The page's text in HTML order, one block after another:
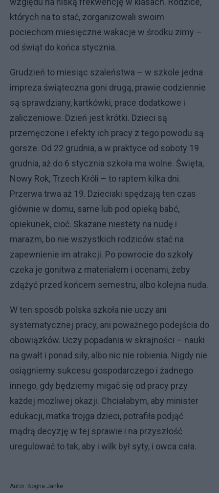
których na to stać, zorganizowali swoim
pociechom miesięczne wakacje w środku zimy –
od świąt do końca stycznia.
Grudzień to miesiąc szaleństwa – w szkole jedna
impreza świąteczna goni drugą, prawie codziennie
są sprawdziany, kartkówki, prace dodatkowe i
zaliczeniowe. Dzień jest krótki. Dzieci są
przemęczone i efekty ich pracy z tego powodu są
gorsze. Od 22 grudnia, a w praktyce od soboty 19
grudnia, aż do 6 stycznia szkoła ma wolne. Święta,
Nowy Rok, Trzech Króli – to raptem kilka dni.
Przerwa trwa aż 19. Dzieciaki spędzają ten czas
głównie w domu, same lub pod opieką babć,
opiekunek, cioć. Skazane niestety na nudę i
marazm, bo nie wszystkich rodziców stać na
zapewnienie im atrakcji. Po powrocie do szkoły
czeka je gonitwa z materiałem i ocenami, żeby
zdążyć przed końcem semestru, albo kolejna nuda.
W ten sposób polska szkoła nie uczy ani
systematycznej pracy, ani poważnego podejścia do
obowiązków. Uczy popadania w skrajności – nauki
na gwałt i ponad siły, albo nic nie robienia. Nigdy nie
osiągniemy sukcesu gospodarczego i żadnego
innego, gdy będziemy migać się od pracy przy
każdej możliwej okazji. Chciałabym, aby minister
edukacji, matka trojga dzieci, potrafiła podjąć
mądrą decyzję w tej sprawie i na przyszłość
uregulować to tak, aby i wilk był syty, i owca cała.
Autor: Bogna Janke